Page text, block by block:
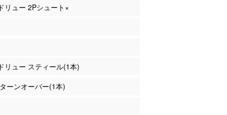
リュー 2Pシュート×
リュー スティール(1本)
ーンオーバー(1本)